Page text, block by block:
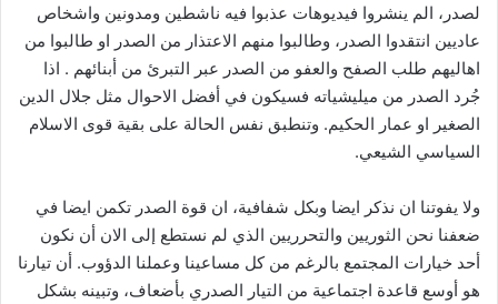
لصدر، الم ينشروا فيديوهات عذبوا فيه ناشطين ومدونين واشخاص
عاديين انتقدوا الصدر، وطالبوا منهم الاعتذار من الصدر او طالبوا من
اهاليهم طلب الصفح والعفو من الصدر عبر التبرئ من أبنائهم . اذا
جُرد الصدر من ميليشياته فسيكون في أفضل الاحوال مثل جلال الدين
الصغير او عمار الحكيم. وتنطبق نفس الحالة على بقية قوى الاسلام
السياسي الشيعي.
ولا يفوتنا ان نذكر ايضا وبكل شفافية، ان قوة الصدر تكمن ايضا في
ضعفنا نحن الثوريين والتحرريين الذي لم نستطع إلى الان أن نكون
أحد خيارات المجتمع بالرغم من كل مساعينا وعملنا الدؤوب. أن تيارنا
هو أوسع قاعدة اجتماعية من التيار الصدري بأضعاف، وتبينه بشكل